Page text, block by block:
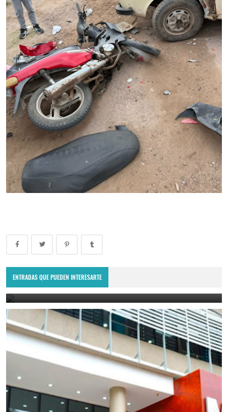
ENTRADAS QUE PUEDEN INTERESARTE
Tragedia en Salavina: un joven de 18 años murió ahogado en el río
Saladillo.
August 4, 2026